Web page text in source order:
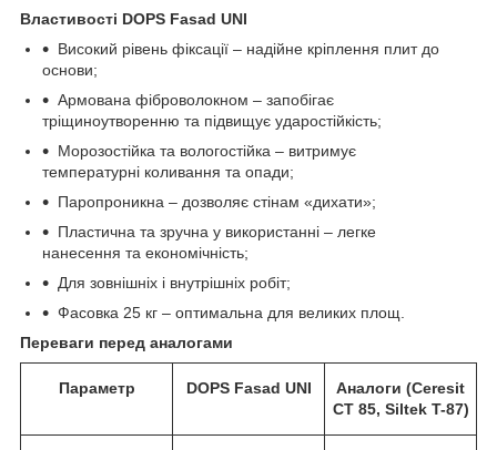
Властивості DOPS Fasad UNI
Високий рівень фіксації – надійне кріплення плит до
основи;
Армована фіброволокном – запобігає
тріщиноутворенню та підвищує ударостійкість;
Морозостійка та вологостійка – витримує
температурні коливання та опади;
Паропроникна – дозволяє стінам «дихати»;
Пластична та зручна у використанні – легке
нанесення та економічність;
Для зовнішніх і внутрішніх робіт;
Фасовка 25 кг – оптимальна для великих площ.
Переваги перед аналогами
Параметр DOPS Fasad UNI Аналоги (Ceresit
CT 85, Siltek T-87)